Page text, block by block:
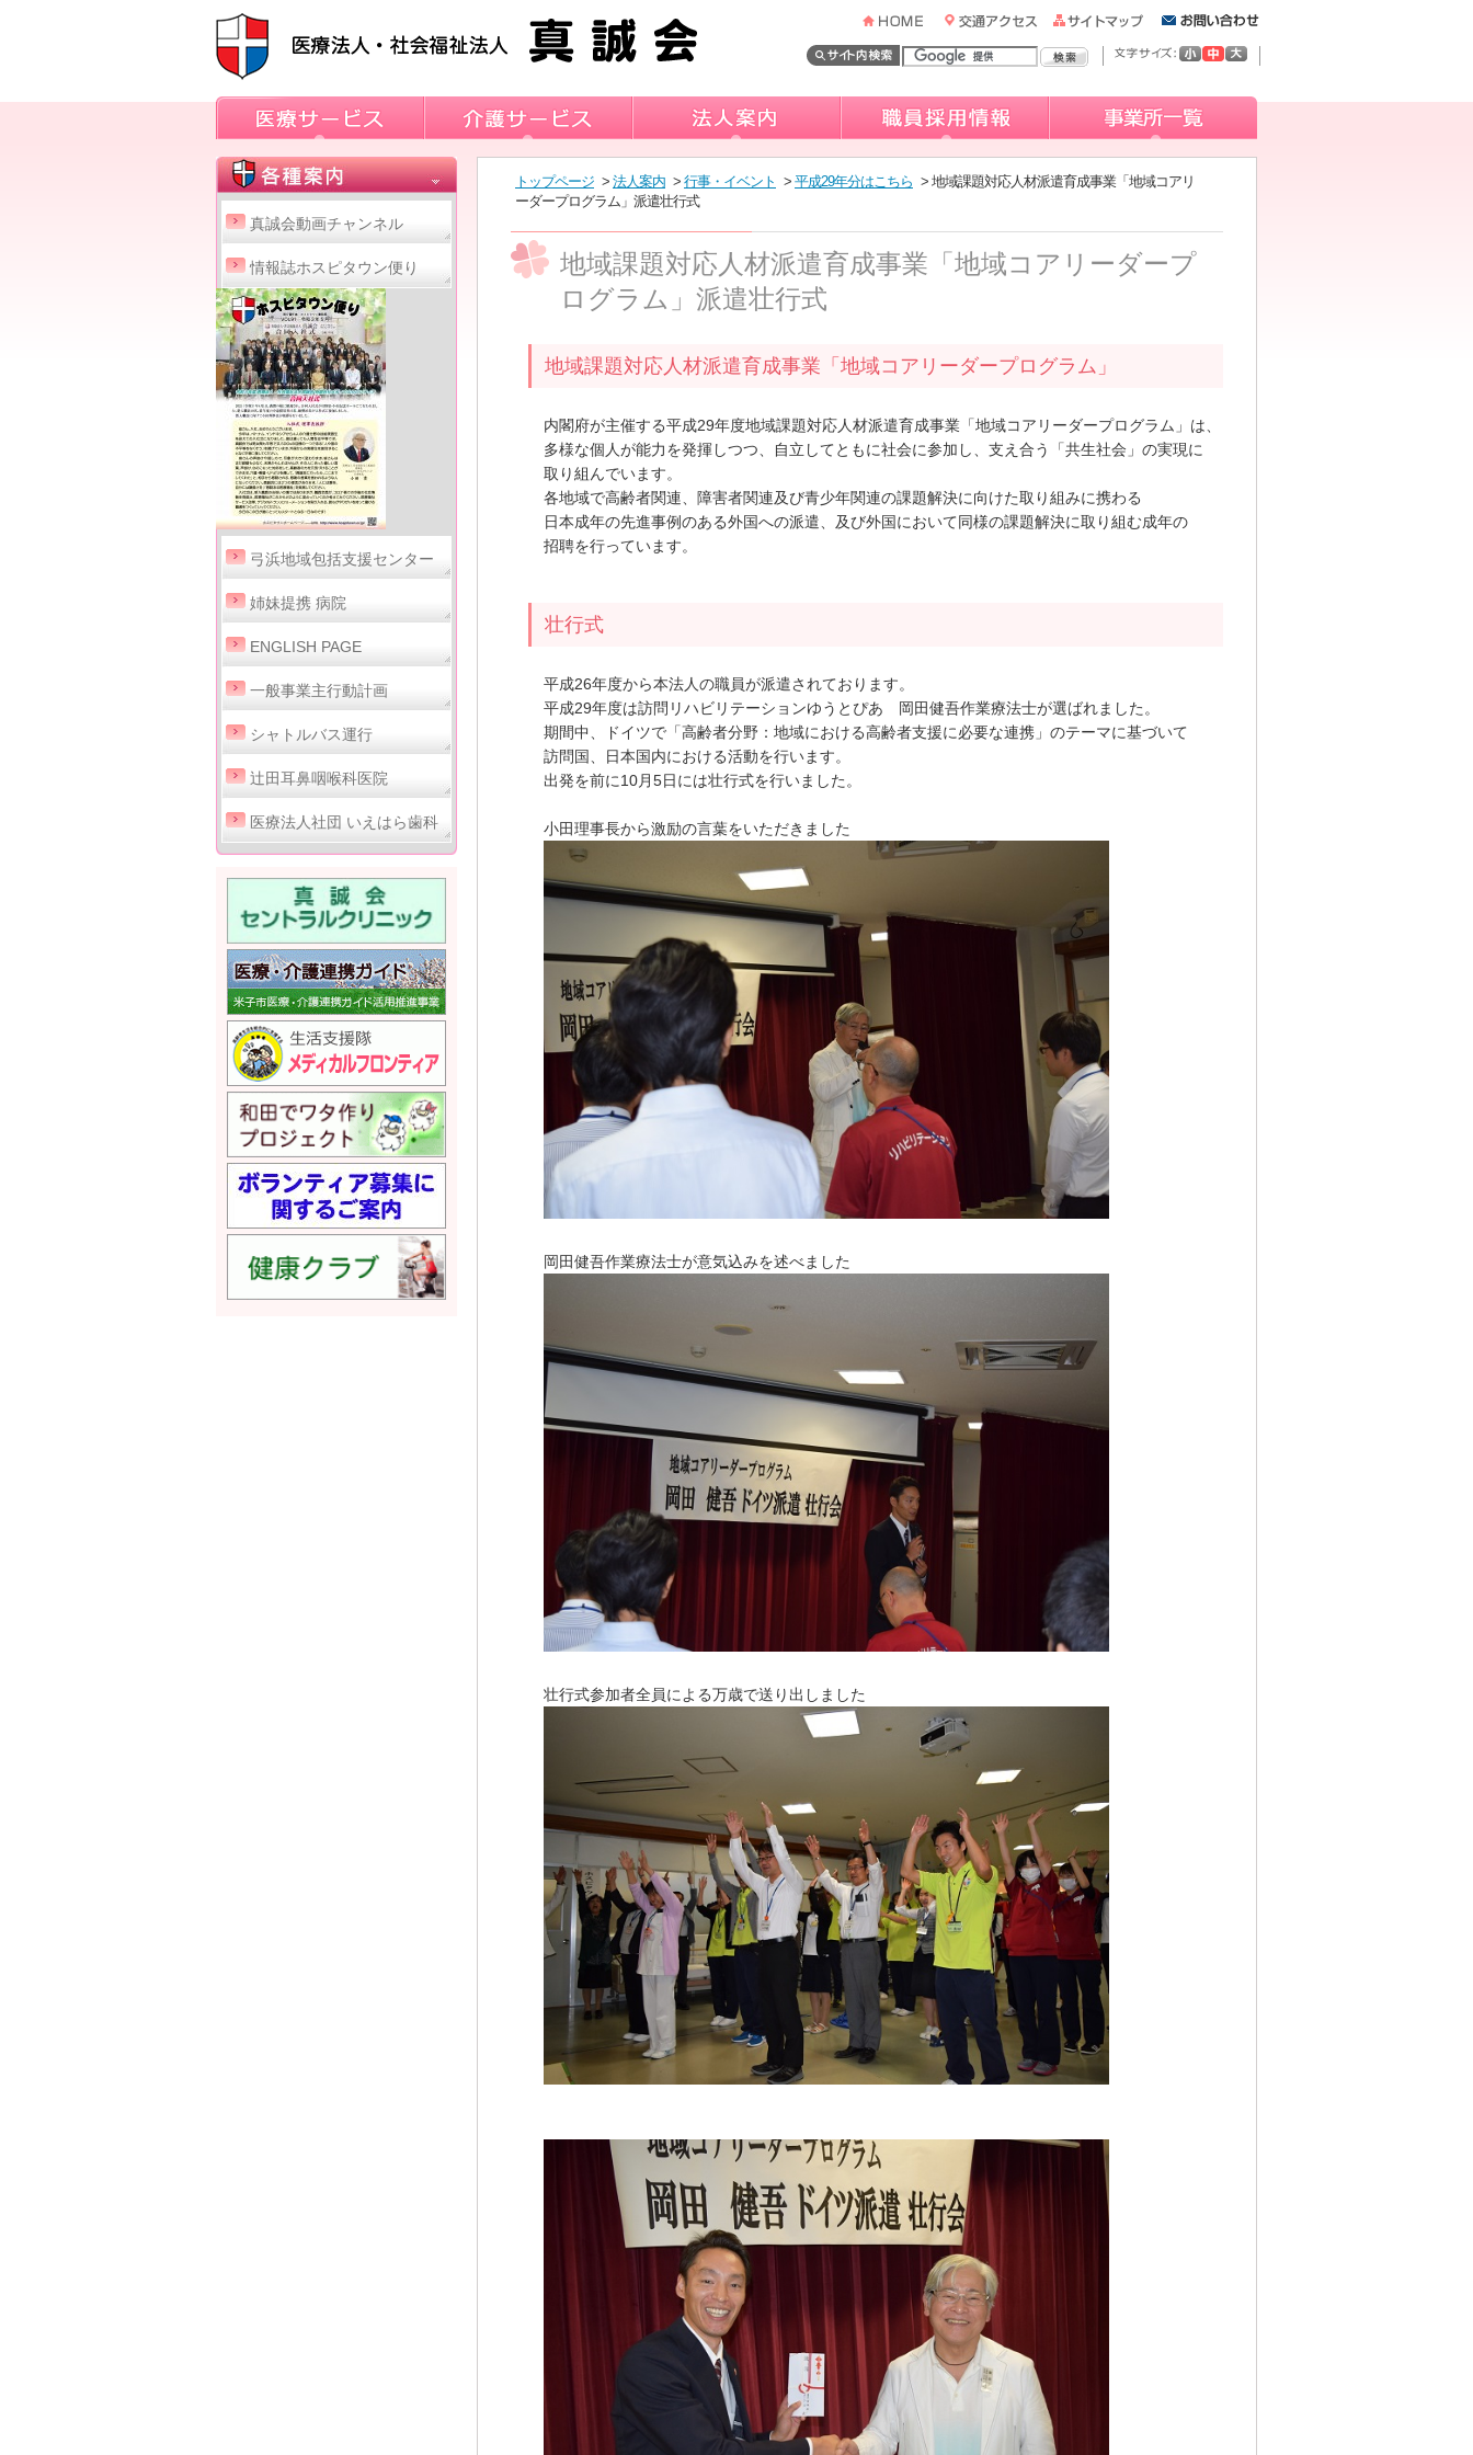
真誠会動画チャンネル
情報誌ホスピタウン便り
弓浜地域包括支援センター
姉妹提携 病院
ENGLISH PAGE
一般事業主行動計画
シャトルバス運行
辻田耳鼻咽喉科医院
医療法人社団 いえはら歯科
トップページ > 法人案内 > 行事・イベント > 平成29年分はこちら > 地域課題対応人材派遣育成事業「地域コアリ
ーダープログラム」派遣壮行式
地域課題対応人材派遣育成事業「地域コアリーダープ
ログラム」派遣壮行式
地域課題対応人材派遣育成事業「地域コアリーダープログラム」
内閣府が主催する平成29年度地域課題対応人材派遣育成事業「地域コアリーダープログラム」は、
多様な個人が能力を発揮しつつ、自立してともに社会に参加し、支え合う「共生社会」の実現に
取り組んでいます。
各地域で高齢者関連、障害者関連及び青少年関連の課題解決に向けた取り組みに携わる
日本成年の先進事例のある外国への派遣、及び外国において同様の課題解決に取り組む成年の
招聘を行っています。
壮行式
平成26年度から本法人の職員が派遣されております。
平成29年度は訪問リハビリテーションゆうとぴあ 岡田健吾作業療法士が選ばれました。
期間中、ドイツで「高齢者分野：地域における高齢者支援に必要な連携」のテーマに基づいて
訪問国、日本国内における活動を行います。
出発を前に10月5日には壮行式を行いました。
小田理事長から激励の言葉をいただきました
岡田健吾作業療法士が意気込みを述べました
壮行式参加者全員による万歳で送り出しました